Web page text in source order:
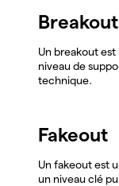
Breakout
Un breakout
niveau de
technique.
Fakeout
Un fakeout est
un niveau clé